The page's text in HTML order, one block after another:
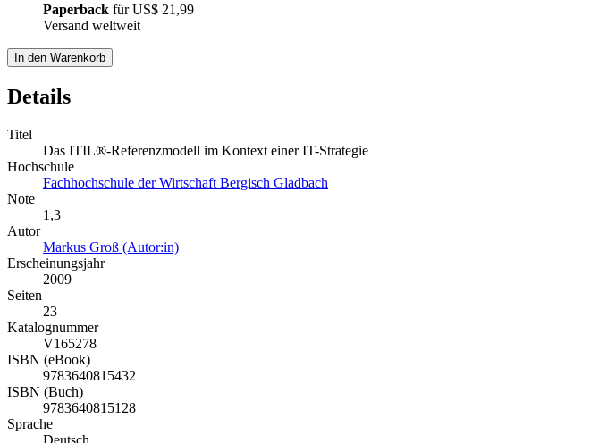
Paperback fürUS$ 21,99
Versand weltweit
In den Warenkorb
Details
Titel
Das ITIL®-Referenzmodell im Kontext einer IT-Strategie
Hochschule
Fachhochschule der Wirtschaft Bergisch Gladbach
Note
1,3
Autor
Markus Groß (Autor:in)
Erscheinungsjahr
2009
Seiten
23
Katalognummer
V165278
ISBN (eBook)
9783640815432
ISBN (Buch)
9783640815128
Sprache
Deutsch